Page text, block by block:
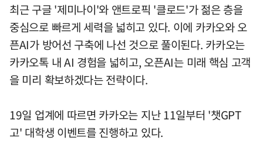
최근 구글 '제미나이'와 앤트로픽 '클로드'가 젊은 층을
중심으로 빠르게 세력을 넓히고 있다. 이에 카카오와 오
픈AI가 방어선 구축에 나선 것으로 풀이된다. 카카오는
카카오톡 내 AI 경험을 넓히고, 오픈AI는 미래 핵심 고객
을 미리 확보하겠다는 전략이다.
19일 업계에 따르면 카카오는 지난 11일부터 '챗GPT
고' 대학생 이벤트를 진행하고 있다.